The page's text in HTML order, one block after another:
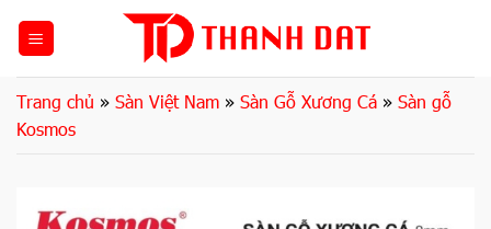
dungTrang chủ » Sàn Việt Nam » Sàn Gỗ Xương Cá » Sàn gỗ
Kosmos